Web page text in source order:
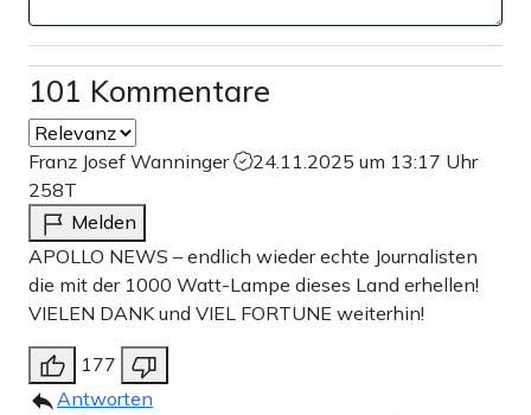
101 Kommentare
Franz Josef Wanninger
24.11.2025 um 13:17 Uhr
258T
Melden
APOLLO NEWS – endlich wieder echte Journalisten
die mit der 1000 Watt-Lampe dieses Land erhellen!
VIELEN DANK und VIEL FORTUNE weiterhin!
177
Antworten